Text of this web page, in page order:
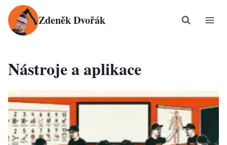
Přeskočit
obsah
Zdeněk Dvořák
Nástroje a aplikace